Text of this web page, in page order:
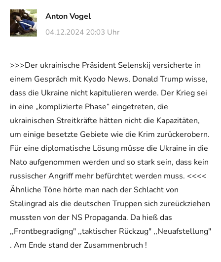
Anton Vogel
04.12.2024 20:03 Uhr
>>>Der ukrainische Präsident Selenskij versicherte in
einem Gespräch mit Kyodo News, Donald Trump wisse,
dass die Ukraine nicht kapitulieren werde. Der Krieg sei
in eine „komplizierte Phase“ eingetreten, die
ukrainischen Streitkräfte hätten nicht die Kapazitäten,
um einige besetzte Gebiete wie die Krim zurückerobern.
Für eine diplomatische Lösung müsse die Ukraine in die
Nato aufgenommen werden und so stark sein, dass kein
russischer Angriff mehr befürchtet werden muss. <<<<
Ähnliche Töne hörte man nach der Schlacht von
Stalingrad als die deutschen Truppen sich zureückziehen
mussten von der NS Propaganda. Da hieß das
,,Frontbegradigng" ,,taktischer Rückzug" ,,Neuafstellung"
. Am Ende stand der Zusammenbruch !